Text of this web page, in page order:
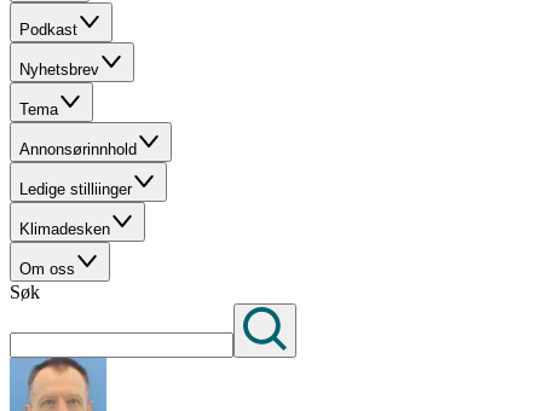
Podkast
Nyhetsbrev
Tema
Annonsørinnhold
Ledige stilliinger
Klimadesken
Om oss
Søk